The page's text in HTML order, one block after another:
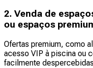
2. Venda de
ou espaços
Ofertas premium, como
acesso VIP à piscina ou
facilmente